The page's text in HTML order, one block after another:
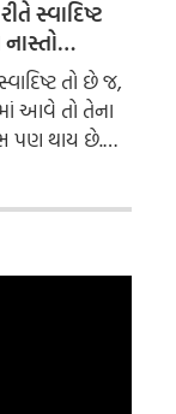
જે તમારા
ઓળખ આપશે.
સ્વાદિષ્ટ
તો છે જ,
આવે તો તેના
પણ થાય છે.